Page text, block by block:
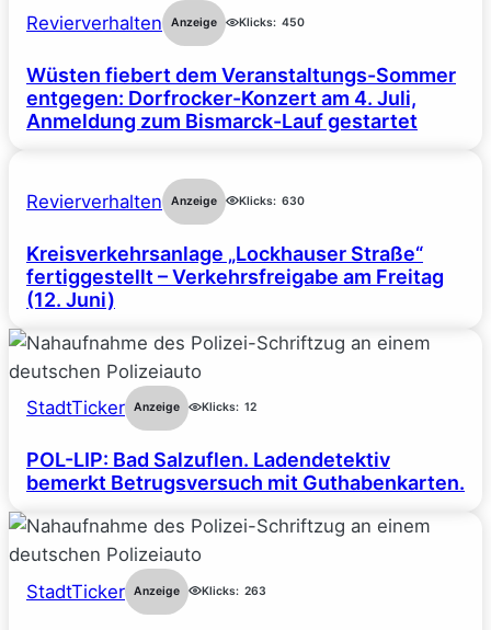
Revierverhalten Anzeige Klicks: 450
Wüsten fiebert dem Veranstaltungs-Sommer
entgegen: Dorfrocker-Konzert am 4. Juli,
Anmeldung zum Bismarck-Lauf gestartet
Revierverhalten Anzeige Klicks: 630
Kreisverkehrsanlage „Lockhauser Straße“
fertiggestellt – Verkehrsfreigabe am Freitag
(12. Juni)
StadtTicker Anzeige Klicks: 12
POL-LIP: Bad Salzuflen. Ladendetektiv
bemerkt Betrugsversuch mit Guthabenkarten.
StadtTicker Anzeige Klicks: 263